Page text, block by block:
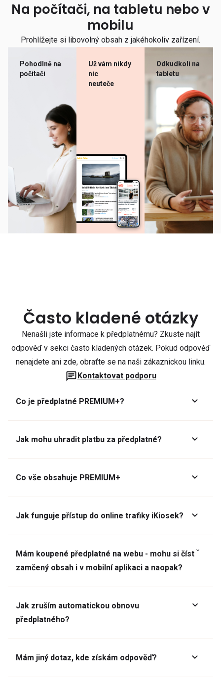
Na počítači, na tabletu nebo v
mobilu
Prohlížejte si libovolný obsah z jakéhokoliv zařízení.
Pohodlně na
počítači
Už vám nikdy
nic
neuteče
Odkudkoli na
tabletu
Často kladené otázky
Nenašli jste informace k předplatnému? Zkuste najít
odpověď v sekci často kladených otázek. Pokud odpověď
nenajdete ani zde, obraťte se na naši zákaznickou linku.
Kontaktovat podporu
Co je předplatné PREMIUM+?
Jak mohu uhradit platbu za předplatné?
Co vše obsahuje PREMIUM+
Jak funguje přístup do online trafiky iKiosek?
Mám koupené předplatné na webu - mohu si číst
zamčený obsah i v mobilní aplikaci a naopak?
Jak zruším automatickou obnovu
předplatného?
Mám jiný dotaz, kde získám odpověď?